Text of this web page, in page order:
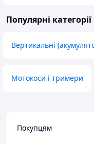
Популярні категорії
Вертикальні
Мотокоси і тримери
Покупцям